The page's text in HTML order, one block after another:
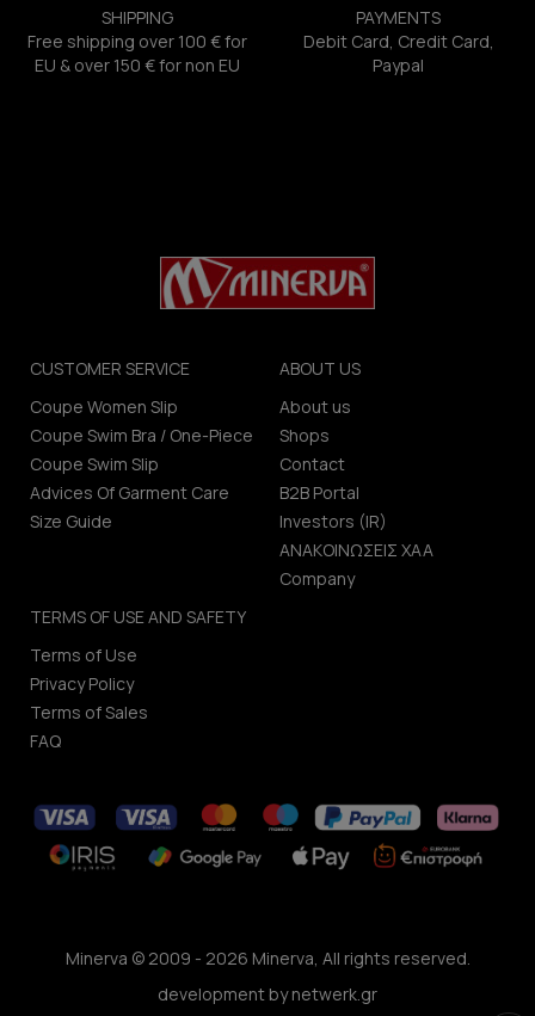
SHIPPING
Free shipping over 100 € for
EU & over 150 € for non EU
PAYMENTS
Debit Card, Credit Card,
Paypal
CUSTOMER SERVICE
Coupe Women Slip
Coupe Swim Bra / One-Piece
Coupe Swim Slip
Advices Of Garment Care
Size Guide
ABOUT US
About us
Shops
Contact
B2B Portal
Investors (IR)
ΑΝΑΚΟΙΝΩΣΕΙΣ ΧΑΑ
Company
TERMS OF USE AND SAFETY
Terms of Use
Privacy Policy
Terms of Sales
FAQ
Minerva © 2009 - 2026 Minerva, All rights reserved.
development bynetwerk.gr